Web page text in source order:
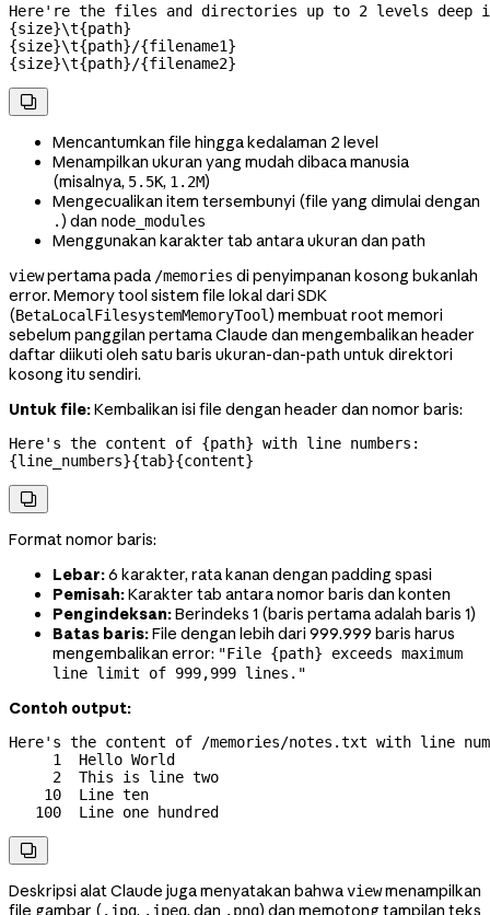
Here're the files and directories up to 2 levels deep
{size}\t{path}
{size}\t{path}/{filename1}
{size}\t{path}/{filename2}

Mencantumkan file hingga kedalaman 2 level
Menampilkan ukuran yang mudah dibaca manusia
(misalnya, 5.5K, 1.2M)
Mengecualikan item tersembunyi (file yang dimulai dengan
.) dan node_modules
Menggunakan karakter tab antara ukuran dan path
viewpertama pada /memories di penyimpanan kosong bukanlah
error. Memory tool sistem file lokal dari SDK
(BetaLocalFilesystemMemoryTool) membuat root memori
sebelum panggilan pertama Claude dan mengembalikan header
daftar diikuti oleh satu baris ukuran-dan-path untuk direktori
kosong itu sendiri.
Untuk file:Kembalikan isi file dengan header dan nomor baris:
Here's the content of {path} with line numbers:
{line_numbers}{tab}{content}

Format nomor baris:
Lebar:6 karakter, rata kanan dengan padding spasi
Pemisah:Karakter tab antara nomor baris dan konten
Pengindeksan:Berindeks 1 (baris pertama adalah baris 1)
Batas baris:File dengan lebih dari 999.999 baris harus
mengembalikan error: "File {path} exceeds maximum
line limit of 999,999 lines."
Contoh output:
Here's the content of /memories/notes.txt with line
     1	Hello World
     2	This is line two
    10	Line ten
   100	Line one hundred

Deskripsi alat Claude juga menyatakan bahwaviewmenampilkan
file gambar (.jpg, .jpeg, dan .png) dan memotong tampilan teks